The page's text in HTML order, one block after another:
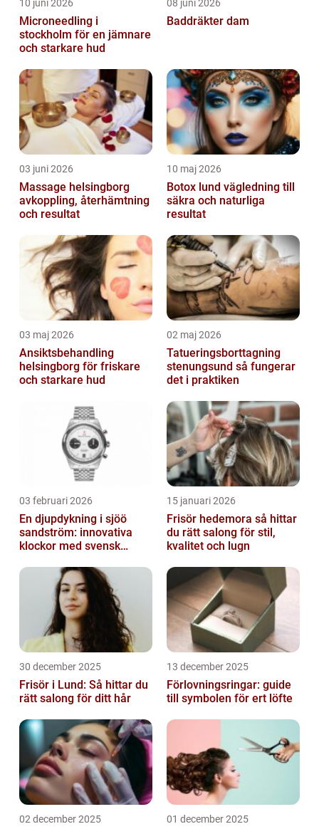
10 juni 2026
Microneedling i
stockholm för en jämnare
och starkare hud
08 juni 2026
Baddräkter dam
03 juni 2026
Massage helsingborg
avkoppling, återhämtning
och resultat
10 maj 2026
Botox lund vägledning till
säkra och naturliga
resultat
03 maj 2026
Ansiktsbehandling
helsingborg för friskare
och starkare hud
02 maj 2026
Tatueringsborttagning
stenungsund så fungerar
det i praktiken
03 februari 2026
En djupdykning i sjöö
sandström: innovativa
klockor med svensk
15 januari 2026
Frisör hedemora så hittar
du rätt salong för stil,
kvalitet och lugn
30 december 2025
Frisör i Lund: Så hittar du
rätt salong för ditt hår
13 december 2025
Förlovningsringar: guide
till symbolen för ert löfte
02 december 2025 01 december 2025